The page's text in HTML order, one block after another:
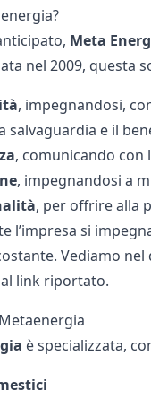
Meta
nel 2009, questa
, impegnandosi,
salvaguardia e il
, comunicando con
, impegnandosi a
, per offrire alla
l’impresa si
Vediamo nel
link riportato.
è specializzata,